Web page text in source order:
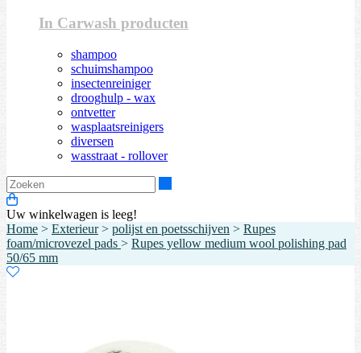
In Carwash producten
shampoo
schuimshampoo
insectenreiniger
drooghulp - wax
ontvetter
wasplaatsreinigers
diversen
wasstraat - rollover
Uw winkelwagen is leeg!
Home > Exterieur> polijst en poetsschijven > Rupes
foam/microvezel pads > Rupes yellow medium wool polishing pad
50/65 mm